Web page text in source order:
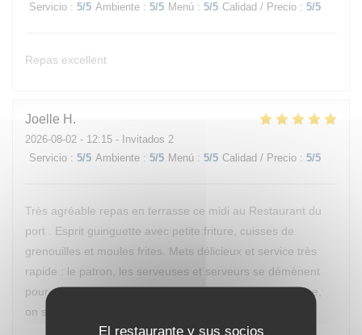
El restaurante y sus socios
Servicio : 5/5 Ambiente : 5/5 Menú : 5/5 Calidad / Precio : 5/5
Repas excellent
Joelle H
2026-08-02 - 12:15 - Invitados 2
Servicio : 5/5 Ambiente : 5/5 Menú : 5/5 Calidad / Precio : 5/5
Très agréable repas en terrasse ce midi au Restaurant du
port . Esprit guinguette avec petite friture, cuisses de
grenouilles et moules frites. Mets délicieux et service très
rapide : le patron, les serveuses et serveurs se démènent
pour vous satisfaire rapidement. Il va de soi qu'en cuisine,
on se démène également. Bravo à l'équipe !